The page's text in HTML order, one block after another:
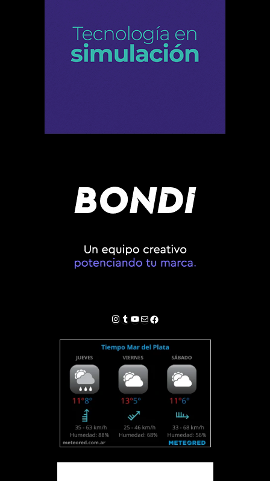
Instagram
Tumblr
YouTube
Correo electrónico
Facebook